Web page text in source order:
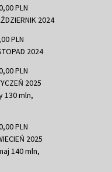
PLN
2024
PLN
2024
PLN
2025
130 mln,
PLN
2025
140 mln,